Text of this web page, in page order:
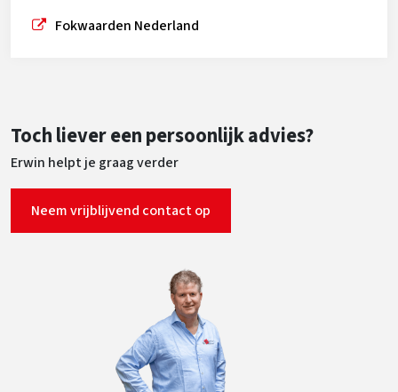
Fokwaarden Nederland
Toch liever een persoonlijk advies?
Erwin helpt je graag verder
Neem vrijblijvend contact op